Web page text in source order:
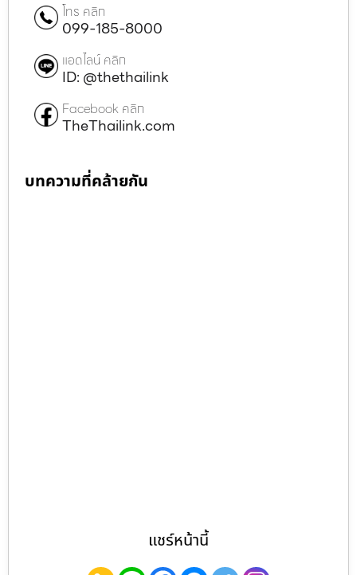
โทร คลิก
099-185-8000
แอดไลน์ คลิก
ID: @thethailink
Facebook คลิก
TheThailink.com
บทความที่คล้ายกัน
แชร์หน้านี้